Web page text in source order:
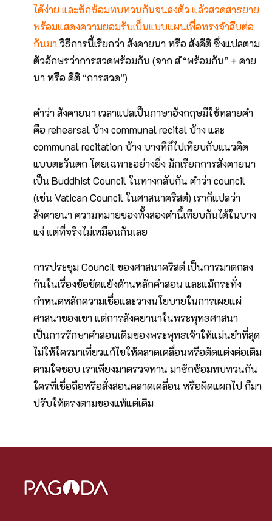
ได้ง่าย และซักซ้อมทบทวนกันจนลงตัว แล้วสวดสาธยาย
พร้อมแสดงความยอมรับเป็นแบบแผนเพื่อทรงจำสืบต่อ
กันมาวิธีการนี้เรียกว่า สังคายนา หรือ สังคีติ ซึ่งแปลตาม
ตัวอักษรว่าการสวดพร้อมกัน (จาก สํ “พร้อมกัน” + คาย
นา หรือ คีติ “การสวด”)
คำว่า สังคายนา เวลาแปลเป็นภาษาอังกฤษมีใช้หลายคำ
คือ rehearsal บ้าง communal recital บ้าง และ
communal recitation บ้าง บางทีก็ไปเทียบกับแนวคิด
แบบตะวันตก โดยเฉพาะอย่างยิ่ง มักเรียกการสังคายนา
เป็น Buddhist Council ในทางกลับกัน คำว่า council
(เช่น Vatican Council ในศาสนาคริสต์) เราก็แปลว่า
สังคายนา ความหมายของทั้งสองคำนี้เทียบกันได้ในบาง
แง่ แต่ที่จริงไม่เหมือนกันเลย
การประชุม Council ของศาสนาคริสต์ เป็นการมาตกลง
กันในเรื่องข้อขัดแย้งด้านหลักคำสอน และแม้กระทั่ง
กำหนดหลักความเชื่อและวางนโยบายในการเผยแผ่
ศาสนาของเขา แต่การสังคยานาในพระพุทธศาสนา
เป็นการรักษาคำสอนเดิมของพระพุทธเจ้าให้แม่นยำที่สุด
ไม่ให้ใครมาเที่ยวแก้ไขให้คลาดเคลื่อนหรือตัดแต่งต่อเติม
ตามใจชอบ เราเพียงมาตรวจทาน มาซักซ้อมทบทวนกัน
ใครที่เชื่อถือหรือสั่งสอนคลาดเคลื่อน หรือผิดแผกไป ก็มา
ปรับให้ตรงตามของแท้แต่เดิม